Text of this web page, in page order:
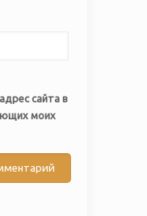
сайта в
моих